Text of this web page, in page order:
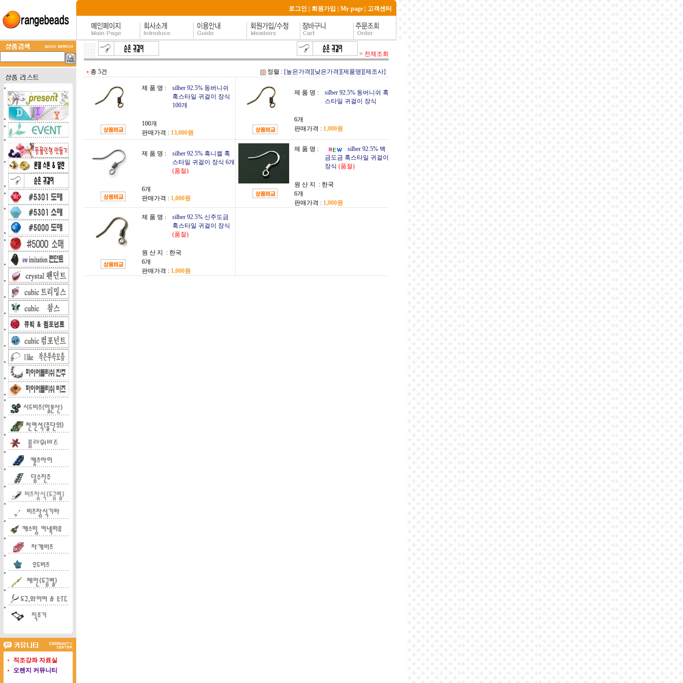
로그인 회원가입 My page 고객센터
직조강좌 자료실
오렌지 커뮤니티
> 전체조회
총 5건 정렬 : [높은가격][낮은가격][제품명][제조사]
제 품 명 :
silber 92.5% 동버니쉬
훅스타일 귀걸이 장식
100개
100개
판매가격 : 13,000원
제 품 명 :
silber 92.5% 동버니쉬 훅
스타일 귀걸이 장식
6개
판매가격 : 1,000원
제 품 명 :
silber 92.5% 흑니켈 훅
스타일 귀걸이 장식 6개
(품절)
6개
판매가격 : 1,000원
제 품 명 :
silber 92.5% 백
금도금 훅스타일 귀걸이
장식 (품절)
원 산 지 : 한국
6개
판매가격 : 1,000원
제 품 명 :
silber 92.5% 신주도금
훅스타일 귀걸이 장식
(품절)
원 산 지 : 한국
6개
판매가격 : 1,000원